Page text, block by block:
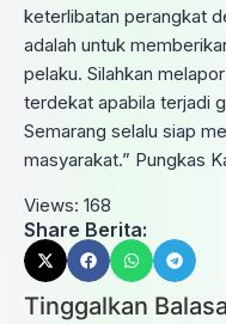
keterlibatan perangkat
adalah untuk
pelaku. Silahkan
terdekat apabila terjadi
Semarang selalu siap
masyarakat.” Pungkas
Views: 168
Share Berita:
Tinggalkan